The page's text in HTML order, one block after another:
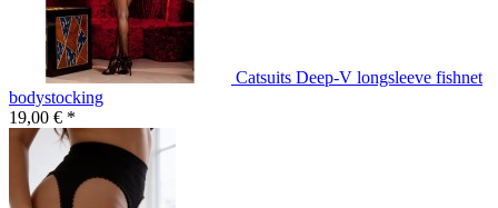
Catsuits Deep-V longsleeve fishnet
bodystocking
19,00 € *